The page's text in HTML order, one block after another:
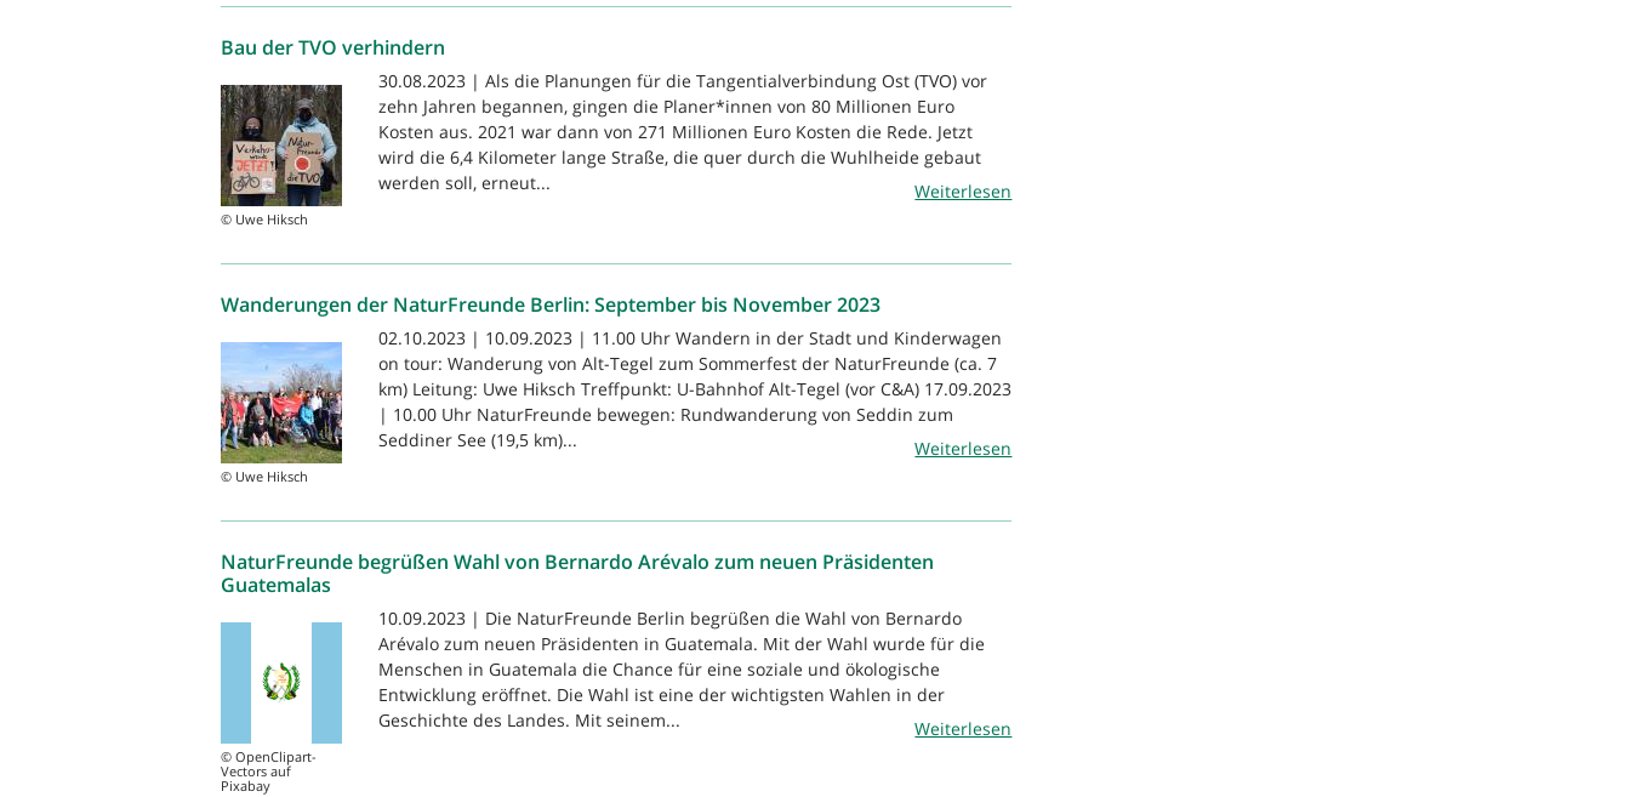
Bau der TVO verhindern
© Uwe Hiksch
30.08.2023 | Als die Planungen für die Tangentialverbindung Ost (TVO) vor
zehn Jahren begannen, gingen die Planer*innen von 80 Millionen Euro
Kosten aus. 2021 war dann von 271 Millionen Euro Kosten die Rede. Jetzt
wird die 6,4 Kilometer lange Straße, die quer durch die Wuhlheide gebaut
werden soll, erneut...
Weiterlesen
Wanderungen der NaturFreunde Berlin: September bis November 2023
© Uwe Hiksch
02.10.2023 | 10.09.2023 | 11.00 Uhr Wandern in der Stadt und Kinderwagen
on tour: Wanderung von Alt-Tegel zum Sommerfest der NaturFreunde (ca. 7
km) Leitung: Uwe Hiksch Treffpunkt: U-Bahnhof Alt-Tegel (vor C&A) 17.09.2023
| 10.00 Uhr NaturFreunde bewegen: Rundwanderung von Seddin zum
Seddiner See (19,5 km)...
Weiterlesen
NaturFreunde begrüßen Wahl von Bernardo Arévalo zum neuen Präsidenten
Guatemalas
© OpenClipart-
Vectors auf
Pixabay
10.09.2023 | Die NaturFreunde Berlin begrüßen die Wahl von Bernardo
Arévalo zum neuen Präsidenten in Guatemala. Mit der Wahl wurde für die
Menschen in Guatemala die Chance für eine soziale und ökologische
Entwicklung eröffnet. Die Wahl ist eine der wichtigsten Wahlen in der
Geschichte des Landes. Mit seinem...
Weiterlesen